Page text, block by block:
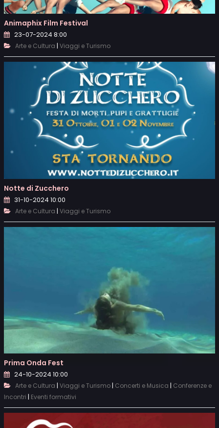
Animaphix Film Festival
23-07-2024 8:00
Arte e Cultura | Viaggi e Turismo
Notte di Zucchero
31-10-2024 10:00
Arte e Cultura | Viaggi e Turismo
Prima Onda Fest
24-10-2024 10:00
Arte e Cultura | Viaggi e Turismo| Concerti e Musica | Conferenze e
Incontri | Eventi formativi